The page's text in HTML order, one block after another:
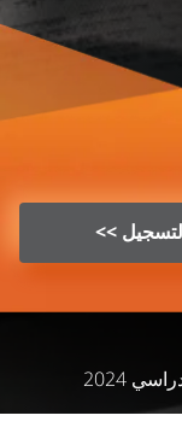
لتسجيل >>
2024